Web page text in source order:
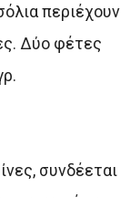
περιέχουν
Δύο φέτες
συνδέεται